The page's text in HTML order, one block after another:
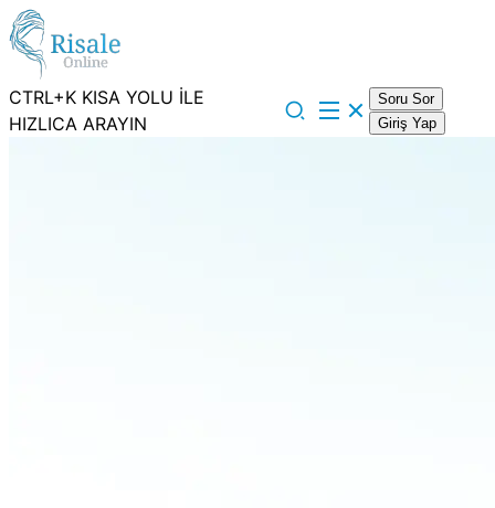
CTRL+K KISA YOLU İLE
HIZLICA ARAYIN
Soru Sor
Giriş Yap